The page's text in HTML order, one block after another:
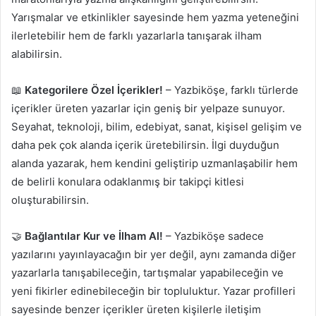
Yarışmalar ve etkinlikler sayesinde hem yazma yeteneğini
ilerletebilir hem de farklı yazarlarla tanışarak ilham
alabilirsin.
📖 Kategorilere Özel İçerikler! – Yazbiköşe, farklı türlerde
içerikler üreten yazarlar için geniş bir yelpaze sunuyor.
Seyahat, teknoloji, bilim, edebiyat, sanat, kişisel gelişim ve
daha pek çok alanda içerik üretebilirsin. İlgi duyduğun
alanda yazarak, hem kendini geliştirip uzmanlaşabilir hem
de belirli konulara odaklanmış bir takipçi kitlesi
oluşturabilirsin.
🤝 Bağlantılar Kur ve İlham Al! – Yazbiköşe sadece
yazılarını yayınlayacağın bir yer değil, aynı zamanda diğer
yazarlarla tanışabileceğin, tartışmalar yapabileceğin ve
yeni fikirler edinebileceğin bir topluluktur. Yazar profilleri
sayesinde benzer içerikler üreten kişilerle iletişim